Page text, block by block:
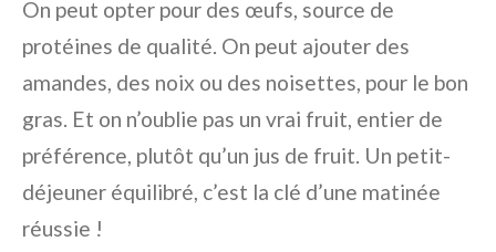
On peut opter pour des œufs, source de
protéines de qualité. On peut ajouter des
amandes, des noix ou des noisettes, pour le bon
gras. Et on n’oublie pas un vrai fruit, entier de
préférence, plutôt qu’un jus de fruit. Un petit-
déjeuner équilibré, c’est la clé d’une matinée
réussie !